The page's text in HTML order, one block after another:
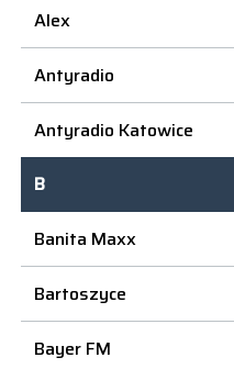
Alex
Antyradio
Antyradio Katowice
B
Banita Maxx
Bartoszyce
Bayer FM